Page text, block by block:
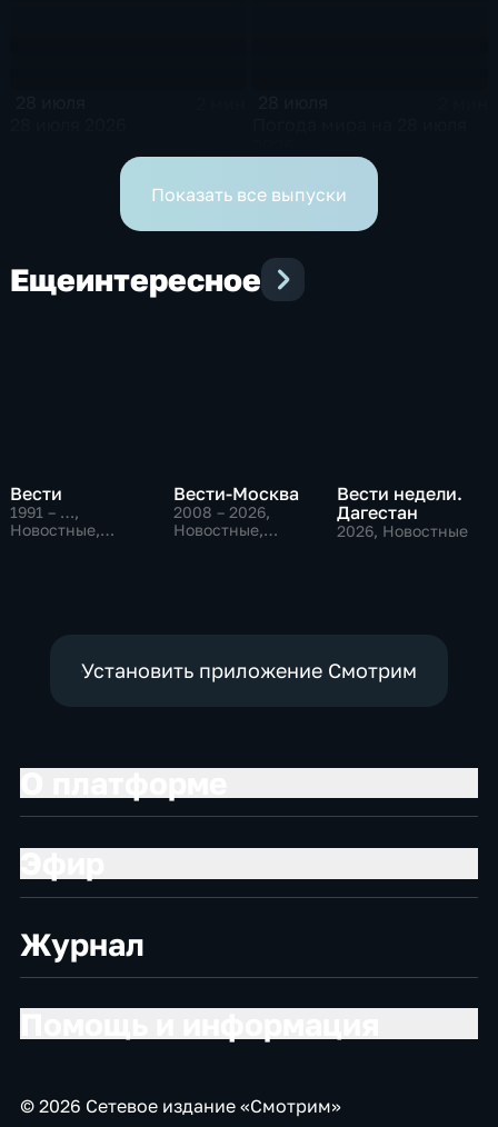
Показать все выпуски
Ещеинтересное
Вести
1991 – …,
Новостные,
Вести-Москва
2008 – 2026,
Новостные,
Вести недели.
Дагестан
2026, Новостные
Установить приложение Смотрим
Журнал
© 2026 Сетевое издание «Смотрим»